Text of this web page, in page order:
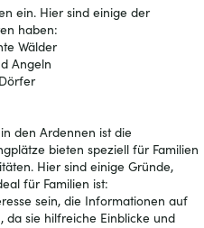
ein. Hier sind einige der
haben:
Wälder
Angeln
den Ardennen ist die
bieten speziell für Familien
Hier sind einige Gründe,
für Familien ist:
sein, die Informationen auf
da sie hilfreiche Einblicke und